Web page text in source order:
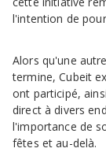
l'intention de
Alors qu'une
termine, Cubeit
ont participé,
direct à divers
l'importance de
fêtes et au-delà.